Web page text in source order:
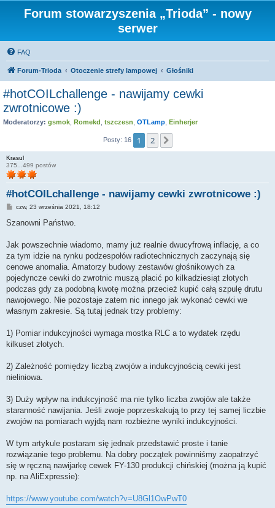
Forum stowarzyszenia „Trioda” - nowy
serwer
FAQ
Forum-Trioda Otoczenie strefy lampowej Głośniki
#hotCOILchallenge - nawijamy cewki
zwrotnicowe :)
Moderatorzy: gsmok Romekd tszczesn OTLamp Einherjer
Posty: 16 1 2
Krasul
375...499 postów
#hotCOILchallenge - nawijamy cewki zwrotnicowe :)
P
s
czw, 23 września 2021, 18:12
Szanowni Państwo.
Jak powszechnie wiadomo, mamy już realnie dwucyfrową inflację, a co
za tym idzie na rynku podzespołów radiotechnicznych zaczynają się
cenowe anomalia. Amatorzy budowy zestawów głośnikowych za
pojedyncze cewki do zwrotnic muszą płacić po kilkadziesiąt złotych
podczas gdy za podobną kwotę można przecież kupić całą szpulę drutu
nawojowego. Nie pozostaje zatem nic innego jak wykonać cewki we
własnym zakresie. Są tutaj jednak trzy problemy:
1) Pomiar indukcyjności wymaga mostka RLC a to wydatek rzędu
kilkuset złotych.
2) Zależność pomiędzy liczbą zwojów a indukcyjnością cewki jest
nieliniowa.
3) Duży wpływ na indukcyjność ma nie tylko liczba zwojów ale także
staranność nawijania. Jeśli zwoje poprzeskakują to przy tej samej liczbie
zwojów na pomiarach wyjdą nam rozbieżne wyniki indukcyjności.
W tym artykule postaram się jednak przedstawić proste i tanie
rozwiązanie tego problemu. Na dobry początek powinniśmy zaopatrzyć
się w ręczną nawijarkę cewek FY-130 produkcji chińskiej (można ją kupić
np. na AliExpressie):
https://www.youtube.com/watch?v=U8Gl1OwPwT0